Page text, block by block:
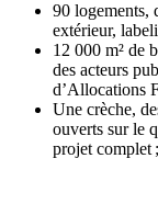
90 logements,
extérieur,
12 000 m² de
des acteurs
d’Allocations
Une crèche,
ouverts sur le
projet complet ;